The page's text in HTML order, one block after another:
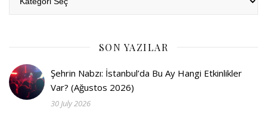
SON YAZILAR
Şehrin Nabzı: İstanbul’da Bu Ay Hangi Etkinlikler
Var? (Ağustos 2026)
30 July 2026